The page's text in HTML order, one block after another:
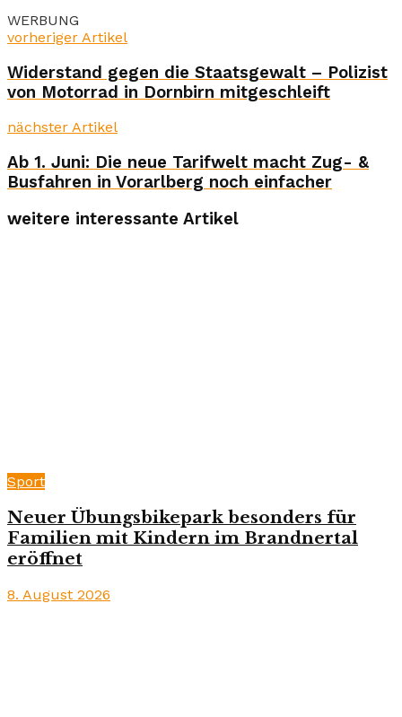
WERBUNG
vorheriger Artikel
Widerstand gegen die Staatsgewalt – Polizist
von Motorrad in Dornbirn mitgeschleift
nächster Artikel
Ab 1. Juni: Die neue Tarifwelt macht Zug- &
Busfahren in Vorarlberg noch einfacher
weitere interessante Artikel
Sport
Neuer Übungsbikepark besonders für
Familien mit Kindern im Brandnertal
eröffnet
8. August 2026